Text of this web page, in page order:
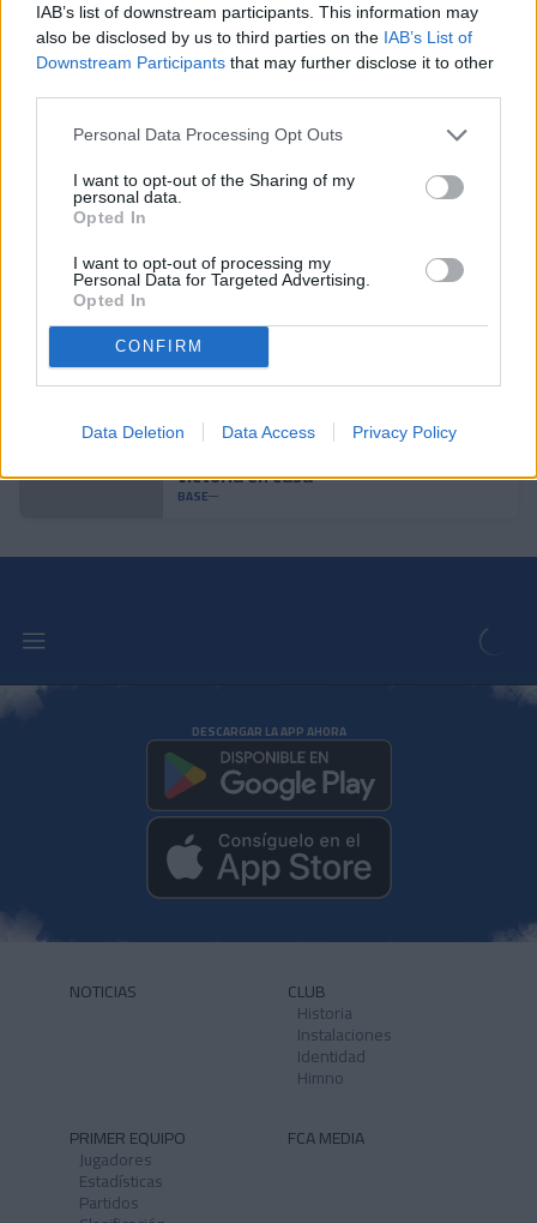
IAB’s list of downstream participants. This information may
also be disclosed by us to third parties on the IAB’s List of
Downstream Participants that may further disclose it to other
Personal Data Processing Opt Outs
I want to opt-out of the Sharing of my
personal data.
Opted In
I want to opt-out of processing my
Personal Data for Targeted Advertising.
Opted In
CONFIRM
Data Deletion Data Access Privacy Policy
Noticias relacionadas
El Cadete cierra la temporada con
victoria
BASE
BASE
El Juvenil se jugará la salvación en la
última jornada
El Infantil S13 consigue la primera
victoria en casa
BASE
DESCARGAR LA APP AHORA
NOTICIAS CLUB
Historia
Instalaciones
Identidad
Himno
PRIMER EQUIPO
Jugadores
Estadísticas
Partidos
FCA MEDIA